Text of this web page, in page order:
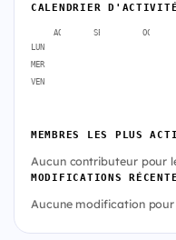
CALENDRIER D'ACTIVITÉ
AOÛT SEPT. OCT.
LUN
MER
VEN
MEMBRES LES PLUS
Aucun contributeur pour
MODIFICATIONS
Aucune modification